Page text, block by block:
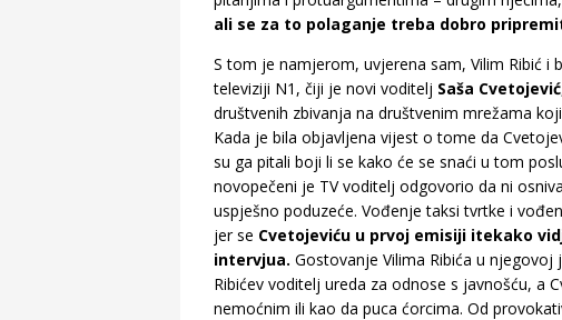
ali se za to polaganje treba dobro
S tom je namjerom, uvjerena sam, Vilim Ribić i
televiziji N1, čiji je novi voditelj Saša Cvetojević
društvenih zbivanja na društvenim mrežama
Kada je bila objavljena vijest o tome da
su ga pitali boji li se kako će se snaći u tom
novopečeni je TV voditelj odgovorio da ni
uspješno poduzeće. Vođenje taksi tvrtke i
jer se Cvetojeviću u prvoj emisiji itekako
intervjua. Gostovanje Vilima Ribića u
Ribićev voditelj ureda za odnose s javnošću, a
nemoćnim ili kao da puca ćorcima. Od